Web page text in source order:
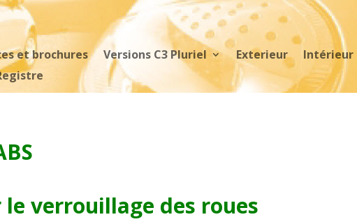
et brochures Versions C3 Pluriel Exterieur
Intérieur
verrouillage des roues